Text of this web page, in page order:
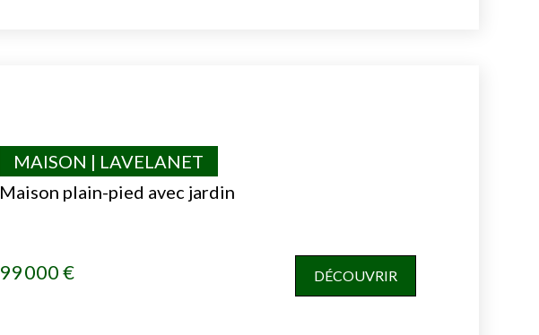
Maison plain-pied avec jardin
MAISON | LAVELANET
99 000 € DÉCOUVRIR